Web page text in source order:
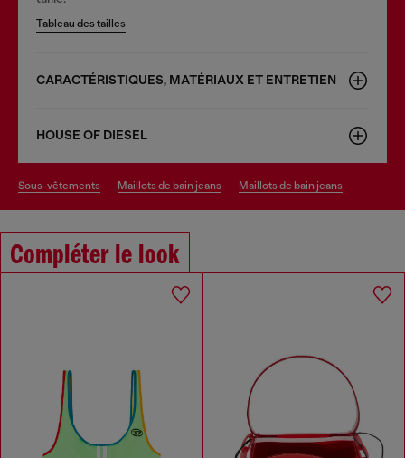
Tableau des tailles
CARACTÉRISTIQUES, MATÉRIAUX ET ENTRETIEN
HOUSE OF DIESEL
sous-vêtements maillots de bain jeans maillots de bain jeans
Compléter le look